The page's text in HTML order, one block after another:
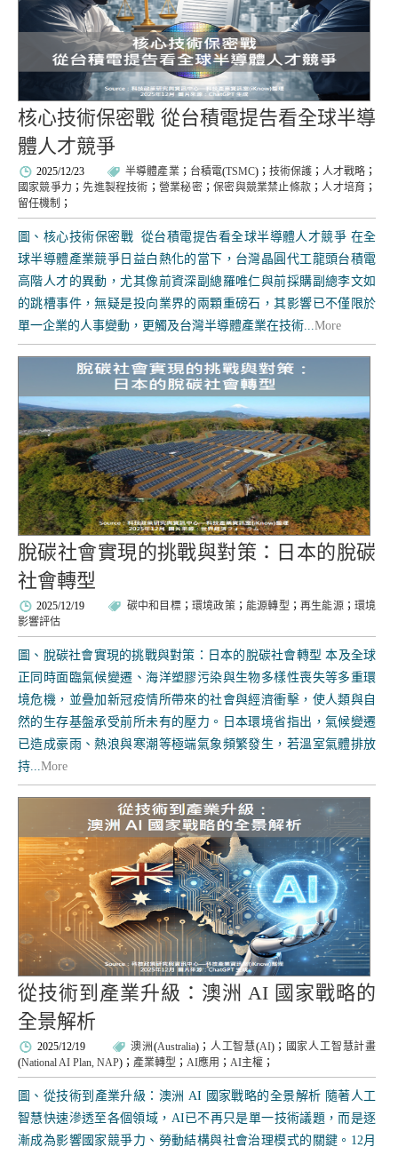
核心技術保密戰 從台積電提告看全球半導
體人才競爭
2025/12/23 半導體產業； 台積電(TSMC)； 技術保護 ；人才戰略 ；
國家競爭力 ；先進製程技術 ； 營業秘密； 保密與競業禁止條款 ；人才培育 ；
留任機制 ；
圖、核心技術保密戰 從台積電提告看全球半導體人才競爭 在全
球半導體產業競爭日益白熱化的當下，台灣晶圓代工龍頭台積電
高階人才的異動，尤其像前資深副總羅唯仁與前採購副總李文如
的跳槽事件，無疑是投向業界的兩顆重磅石，其影響已不僅限於
單一企業的人事變動，更觸及台灣半導體產業在技術...More
脫碳社會實現的挑戰與對策：日本的脫碳
社會轉型
2025/12/19 碳中和目標； 環境政策； 能源轉型 ； 再生能源； 環境
影響評估
圖、脫碳社會實現的挑戰與對策：日本的脫碳社會轉型 本及全球
正同時面臨氣候變遷、海洋塑膠污染與生物多樣性喪失等多重環
境危機，並疊加新冠疫情所帶來的社會與經濟衝擊，使人類與自
然的生存基盤承受前所未有的壓力。日本環境省指出，氣候變遷
已造成豪雨、熱浪與寒潮等極端氣象頻繁發生，若溫室氣體排放
持...More
從技術到產業升級：澳洲 AI 國家戰略的
全景解析
2025/12/19 澳洲 (Australia)； 人工智慧(AI)； 國家人工智慧計畫
(National AI Plan, NAP)； 產業轉型 ； AI應用 ； AI主權 ；
圖、從技術到產業升級：澳洲 AI 國家戰略的全景解析 隨著人工
智慧快速滲透至各個領域，AI已不再只是單一技術議題，而是逐
漸成為影響國家競爭力、勞動結構與社會治理模式的關鍵。12月